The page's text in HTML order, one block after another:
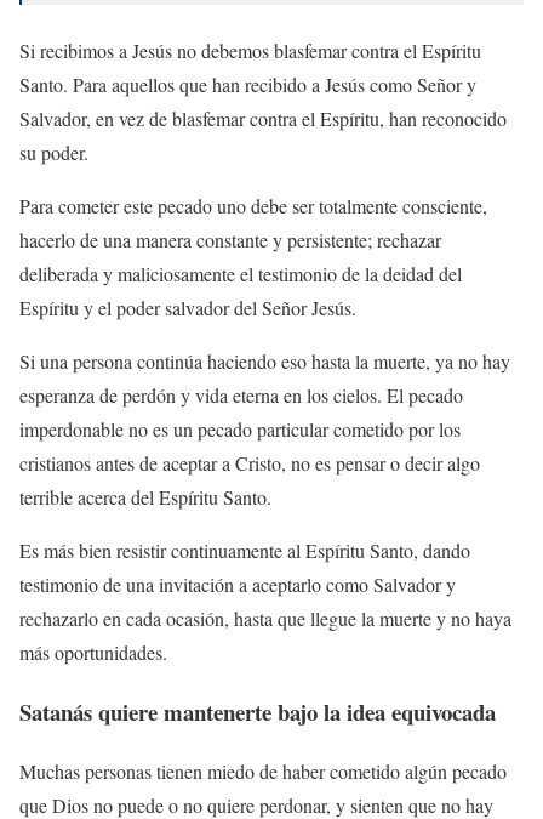
Si recibimos a Jesús no debemos blasfemar contra el Espíritu
Santo. Para aquellos que han recibido a Jesús como Señor y
Salvador, en vez de blasfemar contra el Espíritu, han reconocido
su poder.
Para cometer este pecado uno debe ser totalmente consciente,
hacerlo de una manera constante y persistente; rechazar
deliberada y maliciosamente el testimonio de la deidad del
Espíritu y el poder salvador del Señor Jesús.
Si una persona continúa haciendo eso hasta la muerte, ya no hay
esperanza de perdón y vida eterna en los cielos. El pecado
imperdonable no es un pecado particular cometido por los
cristianos antes de aceptar a Cristo, no es pensar o decir algo
terrible acerca del Espíritu Santo.
Es más bien resistir continuamente al Espíritu Santo, dando
testimonio de una invitación a aceptarlo como Salvador y
rechazarlo en cada ocasión, hasta que llegue la muerte y no haya
más oportunidades.
Satanás quiere mantenerte bajo la idea equivocada
Muchas personas tienen miedo de haber cometido algún pecado
que Dios no puede o no quiere perdonar, y sienten que no hay